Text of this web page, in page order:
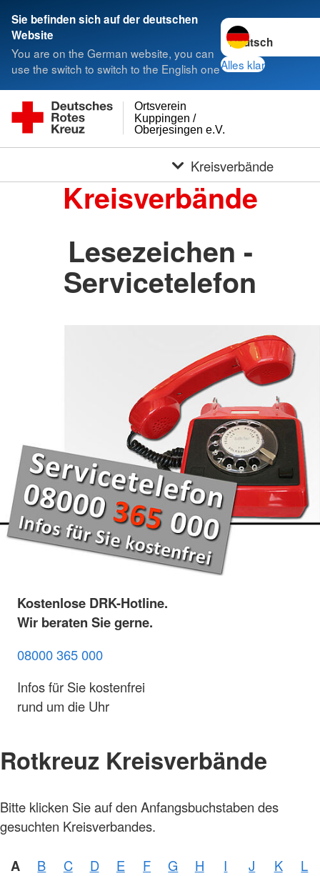
Sie befinden sich auf der deutschen
Website
You are on the German website, you can
use the switch to switch to the English one
Sprache wechseln
Alles klar
Oberjesingen e.V.
Kuppingen /
Ortsverein
Kreisverbände
Kreisverbände
Lesezeichen -
Servicetelefon
Kostenlose DRK-Hotline.
Wir beraten Sie gerne.
08000 365 000
Infos für Sie kostenfrei
rund um die Uhr
Rotkreuz Kreisverbände
Bitte klicken Sie auf den Anfangsbuchstaben des
gesuchten Kreisverbandes.
A B C D E F G H I J K
L